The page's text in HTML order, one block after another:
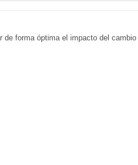
de forma óptima el impacto del